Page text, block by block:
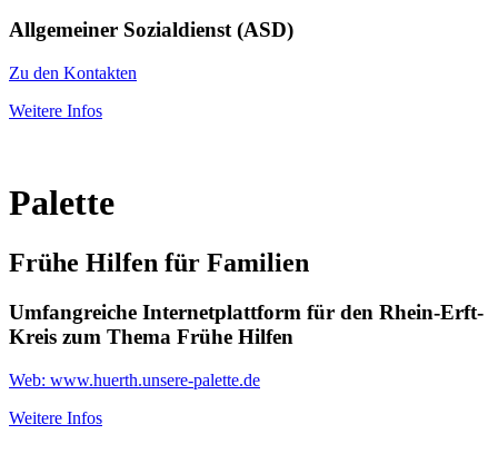
Allgemeiner Sozialdienst (ASD)
Zu den Kontakten
Weitere Infos
Palette
Frühe Hilfen für Familien
Umfangreiche Internetplattform für den Rhein-Erft-
Kreis zum Thema Frühe Hilfen
Web: www.huerth.unsere-palette.de
Weitere Infos